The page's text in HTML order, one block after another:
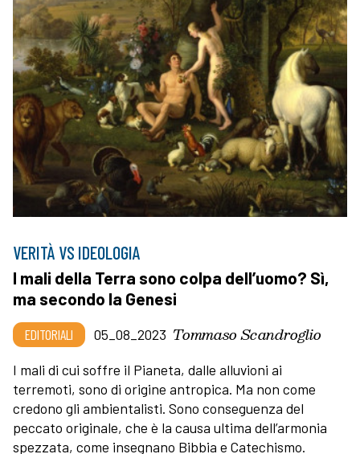
VERITÀ VS IDEOLOGIA
I mali della Terra sono colpa dell’uomo? Sì,
ma secondo la Genesi
EDITORIALI 05_08_2023 Tommaso Scandroglio
I mali di cui soffre il Pianeta, dalle alluvioni ai
terremoti, sono di origine antropica. Ma non come
credono gli ambientalisti. Sono conseguenza del
peccato originale, che è la causa ultima dell’armonia
spezzata, come insegnano Bibbia e Catechismo.